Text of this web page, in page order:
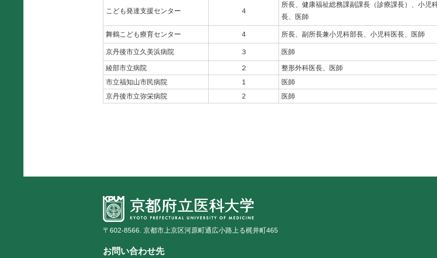
こども発達支援センター ４
所長、健康福祉総務課副課長（診療課長）、小児
長、医師
舞鶴こども療育センター 4 所長、副所長兼小児科部長、小児科医長、医師
京丹後市立久美浜病院 ３ 医師
綾部市立病院 ２
整形外科医長、医師
市立福知山市民病院
1
医師
京丹後市立弥栄病院
2 医師
〒602-8566. 京都市上京区河原町通広小路上る梶井町465
お問い合わせ先